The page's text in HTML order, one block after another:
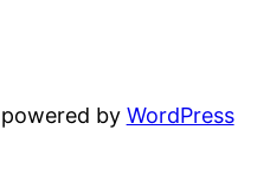
by WordPress